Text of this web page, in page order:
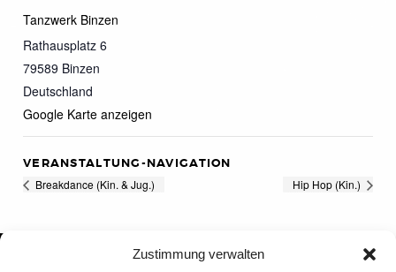
Zustimmung verwalten
Tanzwerk Binzen
Rathausplatz 6
79589 Binzen
Deutschland
Google Karte anzeigen
VERANSTALTUNG-NAVIGATION
Breakdance (Kin. & Jug.) Hip Hop (Kin.)